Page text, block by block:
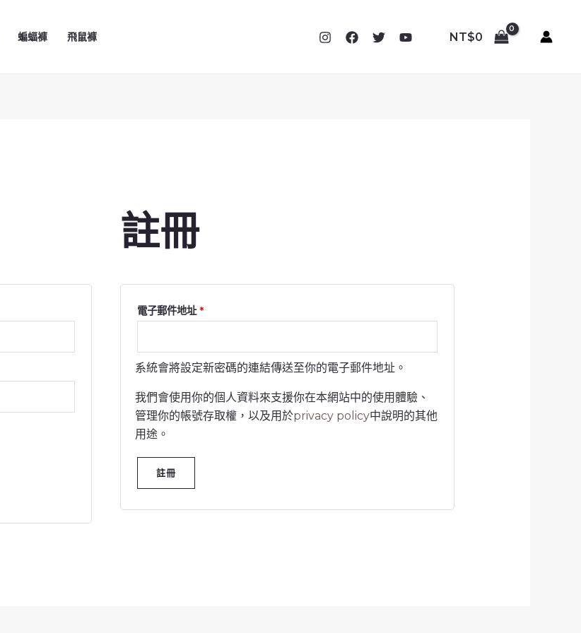
蝙蝠褲 飛鼠褲 NT$0
註冊
電子郵件地址*
系統會將設定新密碼的連結傳送至你的電子郵件地址。
我們會使用你的個人資料來支援你在本網站中的使用體驗、
管理你的帳號存取權，以及用於privacy policy中說明的其他
用途。
註冊